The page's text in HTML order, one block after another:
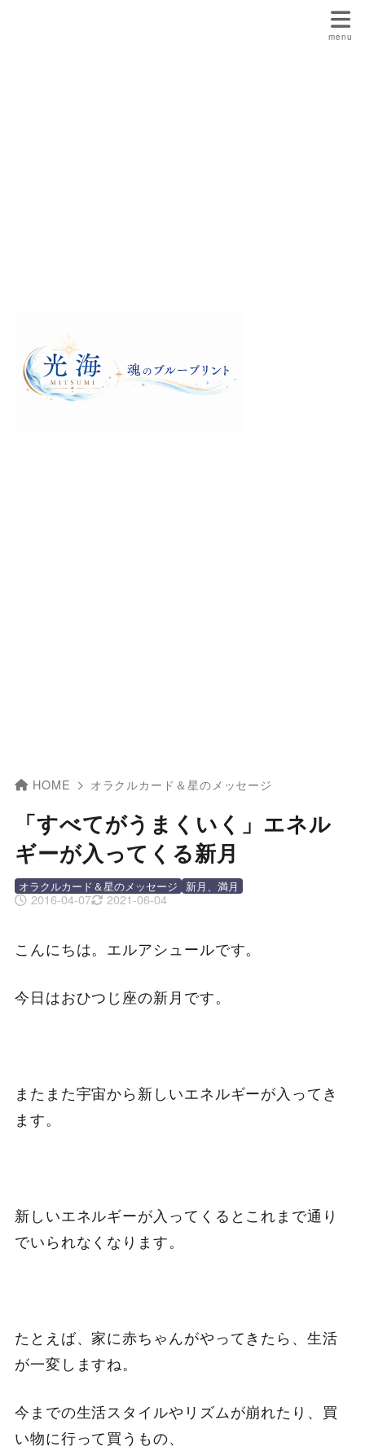
HOME オラクルカード＆星のメッセージ
「すべてがうまくいく」エネル
ギーが入ってくる新月
2016-04-07 2021-06-04
オラクルカード＆星のメッセージ 新月、満月
こんにちは。エルアシュールです。
今日はおひつじ座の新月です。
またまた宇宙から新しいエネルギーが入ってき
ます。
新しいエネルギーが入ってくるとこれまで通り
でいられなくなります。
たとえば、家に赤ちゃんがやってきたら、生活
が一変しますね。
今までの生活スタイルやリズムが崩れたり、買
い物に行って買うもの、